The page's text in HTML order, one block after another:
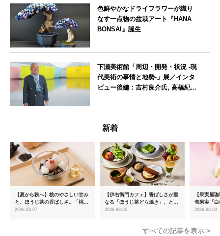
色鮮やかなドライフラワーが織り
なす一点物の盆栽アート『HANA
BONSAI』誕生
下瀬美術館「周辺・開発・状況 -現
代美術の事情と地勢-」展／インタ
ビュー後編：吉村良介氏, 高橋紀成
新着
【夏から秋へ】桃のやさしい甘み
と、ほうじ茶の香ばしさ。「桃と
ほうじ茶のあんみつ」を8月中旬
2026.08.07
【伊右衛門カフェ】香ばしさが重
なる「ほうじ茶どら焼き」、とろ
ける「宇治抹茶ティラミス」が新
2026.08.05
【果実屋
旬果実「
限定販売
2026.08.03
すべての記事を表示 >